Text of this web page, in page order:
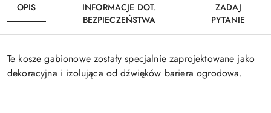
OPIS
INFORMACJE DOT.
BEZPIECZEŃSTWA
ZADAJ
PYTANIE
Te kosze gabionowe zostały specjalnie zaprojektowane jako
dekoracyjna i izolująca od dźwięków bariera ogrodowa.